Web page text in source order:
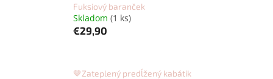
Fuksiový baranček
Skladom (1 ks)
€29,90
🤎Zateplený predĺžený kabátik